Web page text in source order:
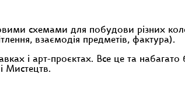
схемами для побудови різних
взаємодія предметів, фактура).
i арт-проєктах. Все це та набагато
Мистецтв.